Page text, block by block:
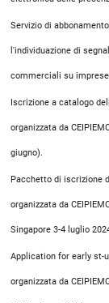
Servizio di
l'individuazione di
commerciali su
Iscrizione a catalogo
organizzata da
giugno).
Pacchetto di iscrizione
organizzata da
Singapore 3-4 luglio
Application for early st-
organizzata da